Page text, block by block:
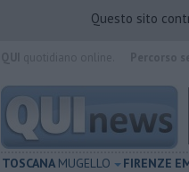
Questo sito
TOSCANA MUGELLO FIRENZE